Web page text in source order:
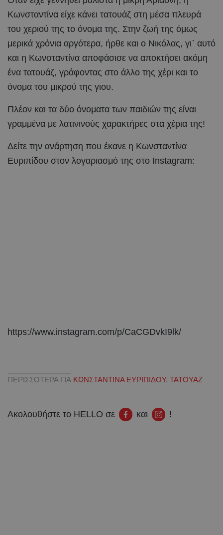
Κωνσταντίνα είχε κάνει τατουάζ στη μέσα πλευρά
του χεριού της το όνομα της. Στην ζωή της όμως
μερικά χρόνια αργότερα, ήρθε και ο Νικόλας, γι᾽ αυτό
και η Κωνσταντίνα αποφάσισε να αποκτήσει ακόμη
ένα τατουάζ, γράφοντας στο άλλο της χέρι και το
όνομα του μικρού της γιου.
Πλέον και τα δύο όνοματα των παιδιών της είναι
γραμμένα με λατινινούς χαρακτήρες στα χέρια της!
Δείτε την ανάρτηση που έκανε η Κωνσταντίνα
Ευριπίδου στον λογαριασμό της στο Instagram:
https://www.instagram.com/p/CaCGDvkI9lk/
ΠΕΡΙΣΣΟΤΕΡΑ ΓΙΑ ΚΩΝΣΤΑΝΤΙΝΑ ΕΥΡΙΠΙΔΟΥ, ΤΑΤΟΥΑΖ
Ακολουθήστε το HELLO σε και !